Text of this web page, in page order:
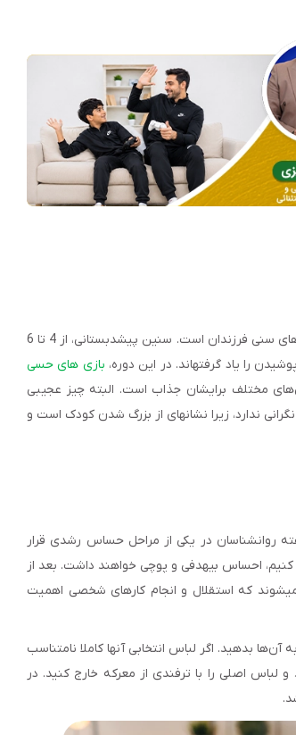
اولین قدم برای پایان دادن به مشاجرات بر سر مسئله انتخاب لباس، درک کردن نیازهای سنی فرزندان است. سنین پیش­دبستانی، از 4 تا 6
را یاد گرفته­اند. در این دوره، بازی های حسی
مختلف برای­شان جذاب است. البته چیز عجیبی
جای نگرانی ندارد، زیرا نشانه­ای از بزرگ شدن کودک است و
کرد؟ آن‌ها طبق گفته روان­شناسان در یکی از مراحل حساس رشدی قرار
کنیم، احساس بی­هدفی و پوچی خواهند داشت. بعد از
می­شوند که استقلال و انجام کارهای شخصی اهمیت
بدهید. اگر لباس انتخابی آن­ها کاملا نامتناسب
لباس اصلی را با ترفندی از معرکه خارج کنید. در